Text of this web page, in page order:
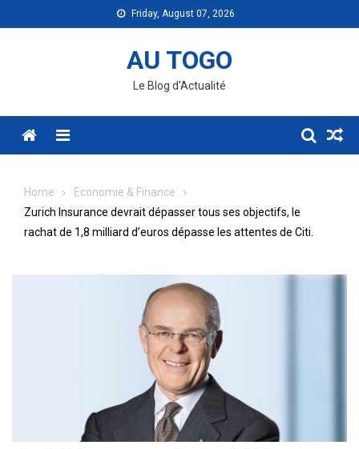
to
Friday, August 07, 2026
AU TOGO
Le Blog d'Actualité
Menu
Home
Economie & Finance
Zurich Insurance devrait dépasser tous ses objectifs, le
rachat de 1,8 milliard d’euros dépasse les attentes de Citi.